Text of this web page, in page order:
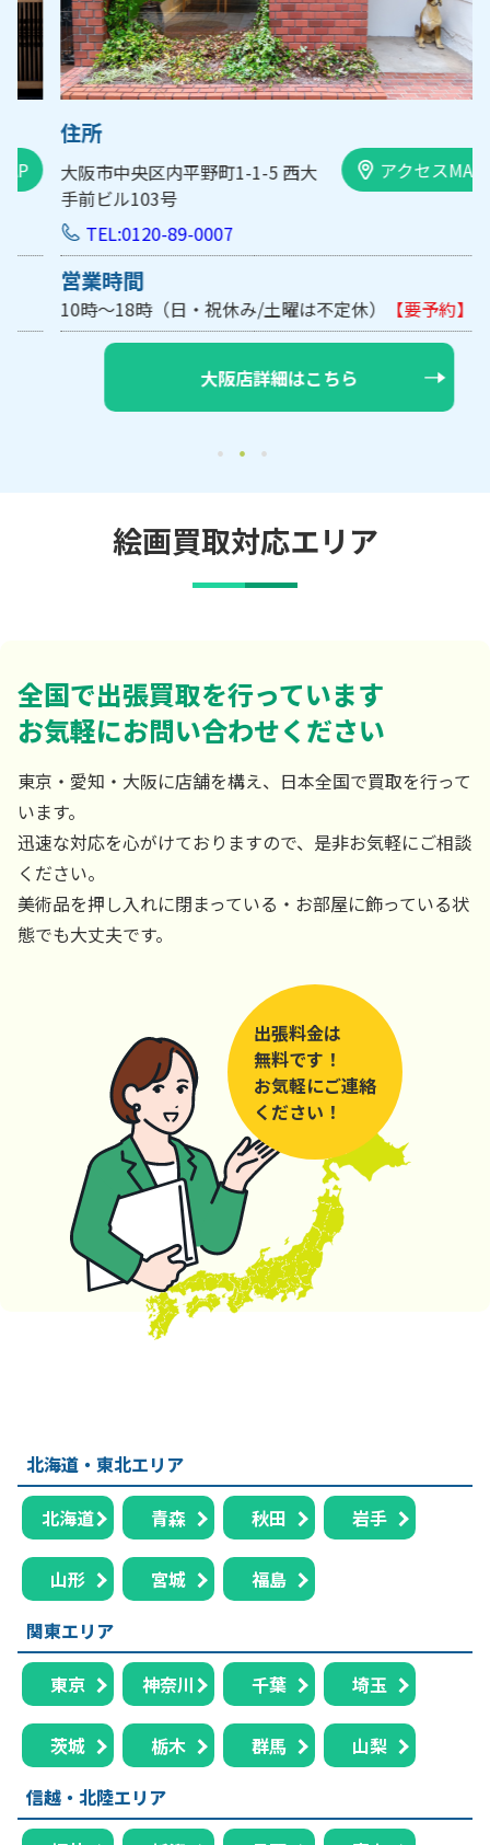
住所
大阪市中央区内平野町1-1-5 西大
手前ビル103号
アクセスMAP
TEL:0120-89-0007
営業時間
10時～18時（日・祝休み/土曜は不定休）【要予約】
大阪店詳細はこちら
絵画買取対応エリア
全国で出張買取を行っています
お気軽にお問い合わせください
東京・愛知・大阪に店舗を構え、日本全国で買取を行って
います。
迅速な対応を心がけておりますので、是非お気軽にご相談
ください。
美術品を押し入れに閉まっている・お部屋に飾っている状
態でも大丈夫です。
出張料金は
無料です！
お気軽にご連絡
ください！
北海道・東北エリア
北海道 青森 秋田 岩手
山形 宮城
福島
関東エリア
東京 神奈川 千葉 埼玉
茨城 栃木 群馬
山梨
信越・北陸エリア